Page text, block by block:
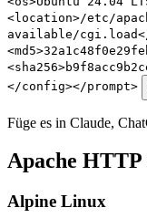
<location>/etc/
available/
</config></prompt>
Füge es in Claude,
Apache
Alpine Linux